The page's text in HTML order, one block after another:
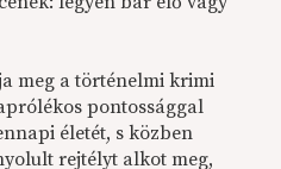
meg a történelmi krimi
pontossággal
életét, s közben
rejtélyt alkot meg,